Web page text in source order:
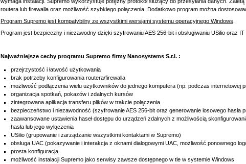
routera lub firewalla oraz możliwość szybkiego połączenia. Dodatkowo program można
Program Supremo jest kompatybilny ze wszystkimi wersjami systemu operacyjnego Windows
Program jest bezpieczny i niezawodny dzięki szyfrowaniu AES 256-bit i obsługiwaniu USilio oraz IT
Najważniejsze cechy programu Supremo firmy Nanosystems S.r.l. :
przejrzystość i łatwość użytkowania
brak potrzeby konfigurowania routera/firewalla
możliwość podłączenia wielu użytkowników do jednego komputera (np. podczas internetowej
organizacja spotkań, pokazów i zdalnych kursów
zintegrowana aplikacja transferu plików w trakcie połączenia
bezpieczeństwo i niezawodność (szyfrowanie AES 256-bit oraz generowanie losowego hasła
zaawansowane ustawienia haseł dostępu do urządzeń zdalnych z możliwością
hasła lub jego wyłączenia
USilio (grupowanie i zarządzanie wszystkimi kontaktami w Supremo)
obsługa UAC (pokazywanie i interakcja z oknami dialogowymi UAC, możliwość ponownego
prosta konfiguracja
możliwość instalacji Supremo jako serwisy zawsze dostępnego w tle w systemie Windows